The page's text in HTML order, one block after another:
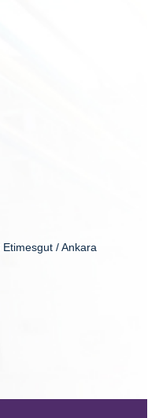
Etimesgut / Ankara